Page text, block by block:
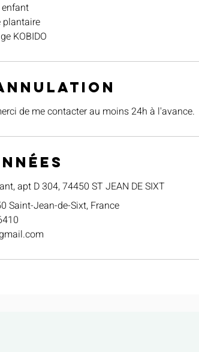
plantaire
KOBIDO
de me contacter au moins 24h à l'avance.
apt D 304, 74450 ST JEAN DE SIXT
Saint-Jean-de-Sixt, France